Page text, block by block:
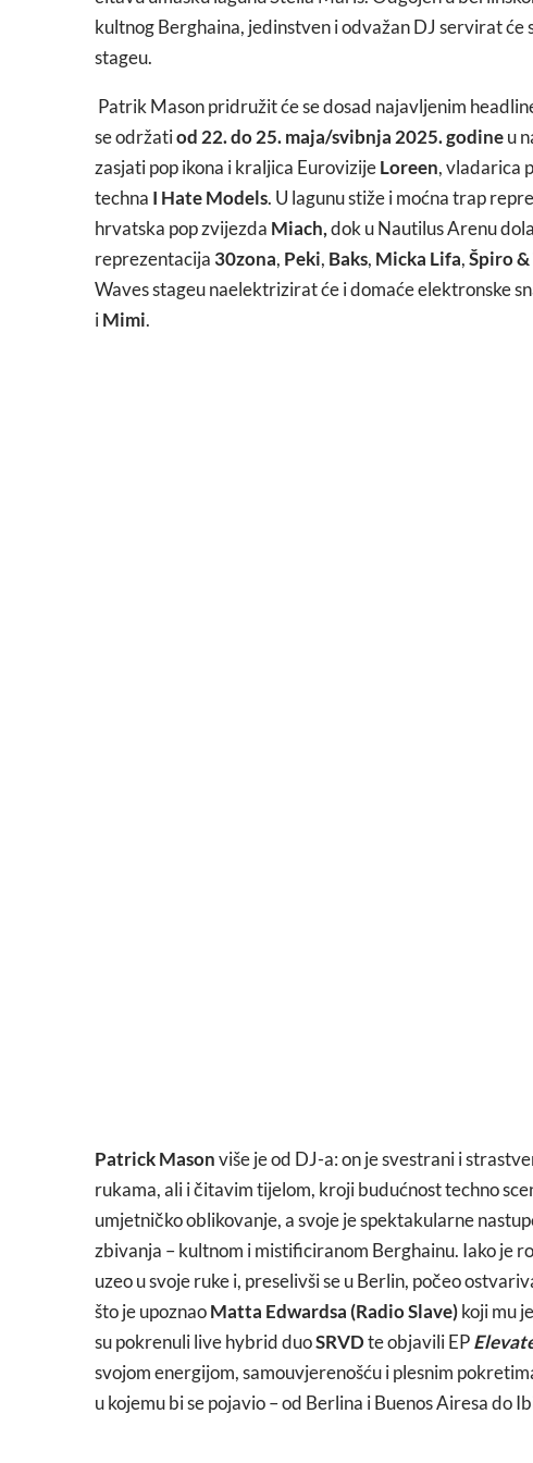
kultnog Berghaina, jedinstven i odvažan DJ servirat
stageu.
Patrik Mason pridružit će se dosad najavljenim
se održatiod 22. do 25. maja/svibnja 2025. godineu
zasjati pop ikona i kraljica EurovizijeLoreen, vladarica
techna I Hate Models. U lagunu stiže i moćna trap
hrvatska pop zvijezda Miach,dok u Nautilus Arenu
reprezentacija 30zona, Peki, Baks, Micka Lifa,Špiro &
Waves stageu naelektrizirat će i domaće elektronske
iMimi.
Patrick Masonviše je od DJ-a: on je svestrani i
rukama, ali i čitavim tijelom, kroji budućnost techno
umjetničko oblikovanje, a svoje je spektakularne
zbivanja – kultnom i mistificiranom Berghainu. Iako je
uzeo u svoje ruke i, preselivši se u Berlin, počeo
što je upoznaoMatta Edwardsa (Radio Slave)koji mu
su pokrenuli live hybrid duoSRVDte objavili EP
svojom energijom, samouvjerenošću i plesnim
u kojemu bi se pojavio – od Berlina i Buenos Airesa do